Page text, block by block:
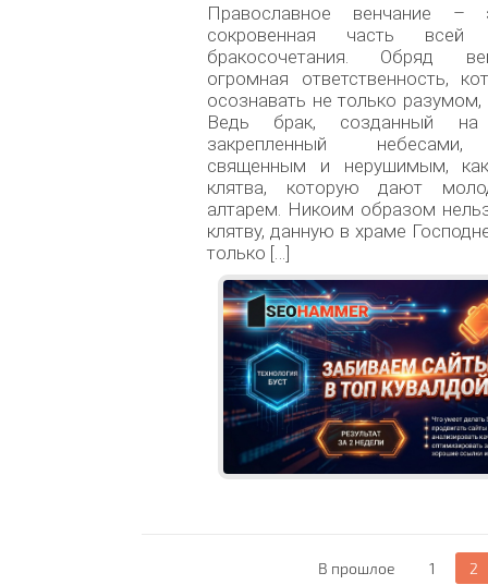
Православное венчание –
сокровенная часть всей
бракосочетания. Обряд
огромная ответственность,
осознавать не только
Ведь брак, созданный
закрепленный небесами,
священным и нерушимым,
клятва, которую дают
алтарем. Никоим образом
клятву, данную в храме
только […]
В прошлое 1 2